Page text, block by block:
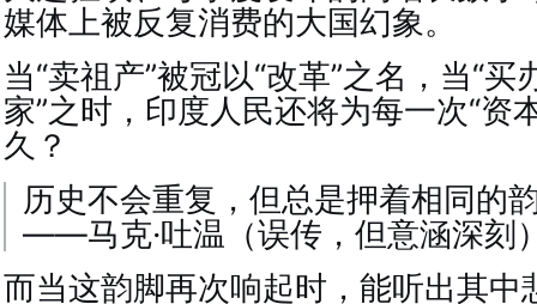
媒体上被反复消费的大国幻象。
当“卖祖产”被冠以“改革”之名，当“买
家”之时，印度人民还将为每一次“资
久？
历史不会重复，但总是押着相同的
——马克·吐温（误传，但意涵深刻
而当这韵脚再次响起时，能听出其中